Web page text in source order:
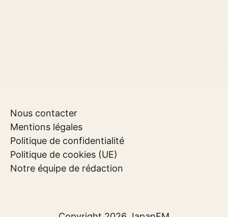
Nous contacter
Mentions légales
Politique de confidentialité
Politique de cookies (UE)
Notre équipe de rédaction